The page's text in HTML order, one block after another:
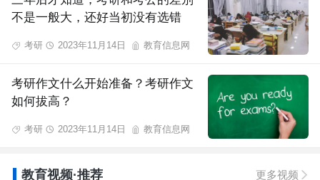
不是一般大，还好当初没有选错
考研 2023年11月14日 教育信息网
考研作文什么开始准备？考研作文
如何拔高？
考研 2023年11月14日 教育信息网
教育视频·推荐 更多视频